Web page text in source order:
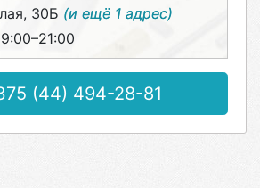
30Б (и ещё 1 адрес)
(44) 494-28-81